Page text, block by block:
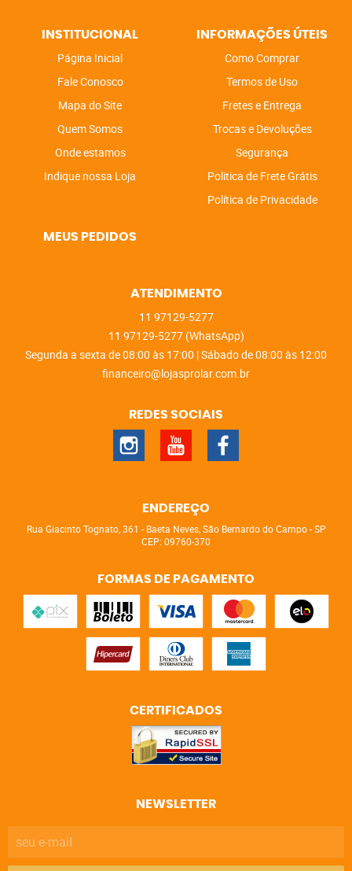
INSTITUCIONAL
Página Inicial
Fale Conosco
Mapa do Site
Quem Somos
Onde estamos
Indique nossa Loja
INFORMAÇÕES ÚTEIS
Como Comprar
Termos de Uso
Fretes e Entrega
Trocas e Devoluções
Segurança
Politica de Frete Grátis
Política de Privacidade
MEUS PEDIDOS
ATENDIMENTO
11 97129-5277
11 97129-5277 (WhatsApp)
Segunda a sexta de 08:00 às 17:00 | Sábado de 08:00 às 12:00
financeiro@lojasprolar.com.br
REDES SOCIAIS
ENDEREÇO
Rua Giacinto Tognato, 361 - Baeta Neves, São Bernardo do Campo-SP
CEP: 09760-370
FORMAS DE PAGAMENTO
CERTIFICADOS
NEWSLETTER